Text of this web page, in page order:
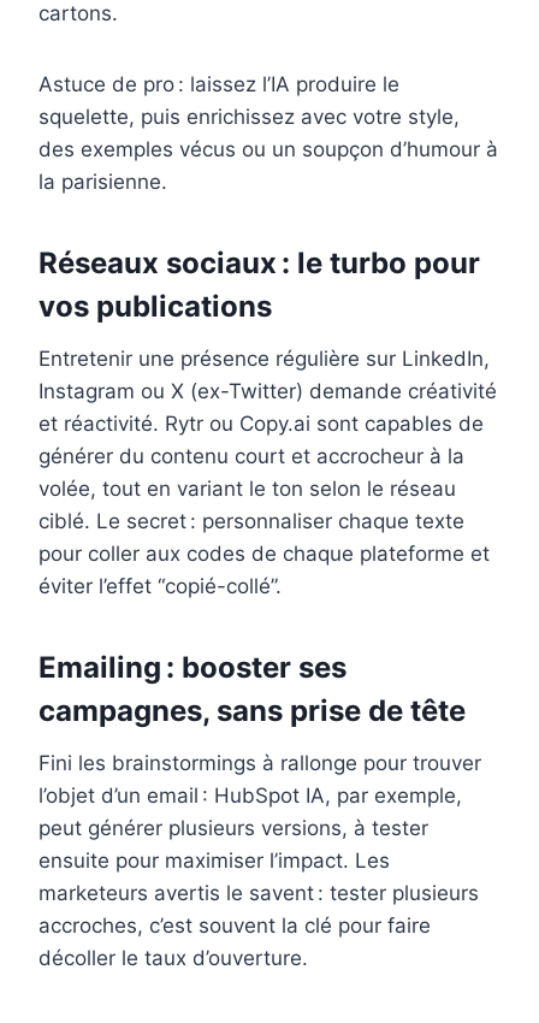
cartons.
Astuce de pro : laissez l’IA produire le
squelette, puis enrichissez avec votre style,
des exemples vécus ou un soupçon d’humour à
la parisienne.
Réseaux sociaux : le turbo pour
vos publications
Entretenir une présence régulière sur LinkedIn,
Instagram ou X (ex-Twitter) demande créativité
et réactivité. Rytr ou Copy.ai sont capables de
générer du contenu court et accrocheur à la
volée, tout en variant le ton selon le réseau
ciblé. Le secret : personnaliser chaque texte
pour coller aux codes de chaque plateforme et
éviter l’effet “copié-collé”.
Emailing : booster ses
campagnes, sans prise de tête
Fini les brainstormings à rallonge pour trouver
l’objet d’un email : HubSpot IA, par exemple,
peut générer plusieurs versions, à tester
ensuite pour maximiser l’impact. Les
marketeurs avertis le savent : tester plusieurs
accroches, c’est souvent la clé pour faire
décoller le taux d’ouverture.